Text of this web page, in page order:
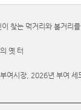
찾는 먹거리와 볼거
옛 터
여시장, 2026년 부여